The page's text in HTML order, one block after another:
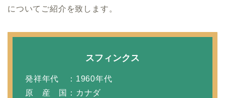
についてご紹介を致します。
スフィンクス
発祥年代 ：1960年代
原 産 国：カナダ